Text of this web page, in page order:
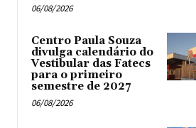
06/08/2026
Centro Paula Souza
divulga calendário do
Vestibular das Fatecs
para o primeiro
semestre de 2027
06/08/2026